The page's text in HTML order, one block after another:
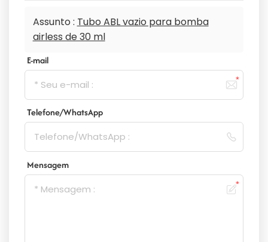
Assunto : Tubo ABL vazio para bomba
airless de 30 ml
E-mail
Telefone/WhatsApp
Mensagem